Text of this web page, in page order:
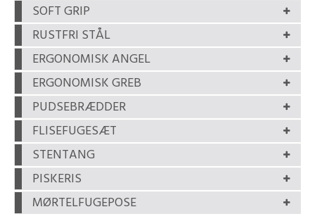
SOFT GRIP
RUSTFRI STÅL
ERGONOMISK ANGEL
ERGONOMISK GREB
PUDSEBRÆDDER
FLISEFUGESÆT
STENTANG
PISKERIS
MØRTELFUGEPOSE